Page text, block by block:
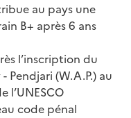
au pays une
B+ après 6 ans
l’inscription du
Pendjari (W.A.P.) au
l’UNESCO
code pénal